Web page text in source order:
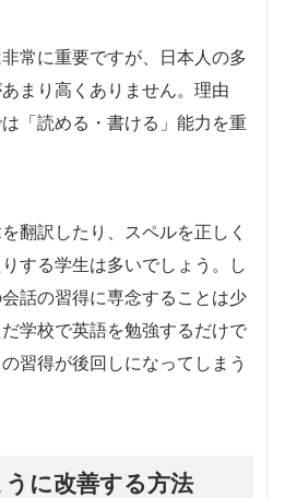
常に重要ですが、日本人の多
まり高くありません。理由
「読める・書ける」能力を重
翻訳したり、スペルを正しく
する学生は多いでしょう。し
話の習得に専念することは少
学校で英語を勉強するだけで
習得が後回しになってしまう
に改善する方法